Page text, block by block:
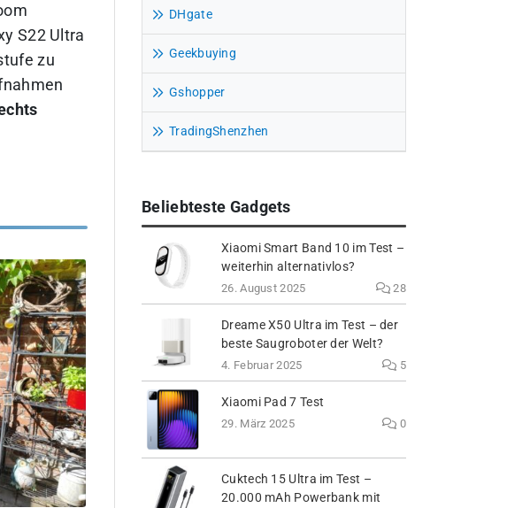
S22 Ultra
zu
DHgate
Geekbuying
Gshopper
TradingShenzhen
Beliebteste Gadgets
Xiaomi Smart Band 10 im Test –
weiterhin alternativlos?
26. August 2025 28
Dreame X50 Ultra im Test – der
beste Saugroboter der Welt?
4. Februar 2025 5
Xiaomi Pad 7 Test
29. März 2025 0
Cuktech 15 Ultra im Test –
20.000 mAh Powerbank mit